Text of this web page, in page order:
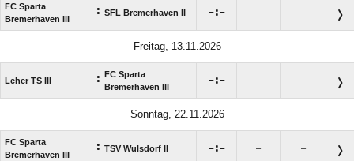
FC Sparta
Bremerhaven III
: SFL Bremerhaven II : – –
Freitag, 13.11.2026
Leher TS III : FC Sparta
Bremerhaven III
: – –
Sonntag, 22.11.2026
FC Sparta
Bremerhaven III
: TSV Wulsdorf II : – –